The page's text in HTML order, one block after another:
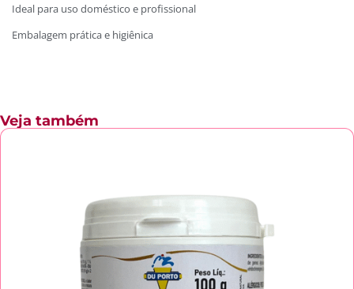
Ideal para uso doméstico e profissional
Embalagem prática e higiênica
Veja também